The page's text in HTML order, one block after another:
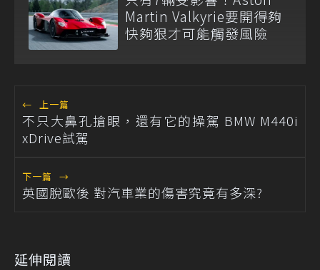
Martin Valkyrie要開得夠
快夠狠才可能觸發風險
← 上一篇
不只大鼻孔搶眼，還有它的操駕 BMW M440i
xDrive試駕
下一篇 →
英國脫歐後 對汽車業的傷害究竟有多深?
延伸閱讀